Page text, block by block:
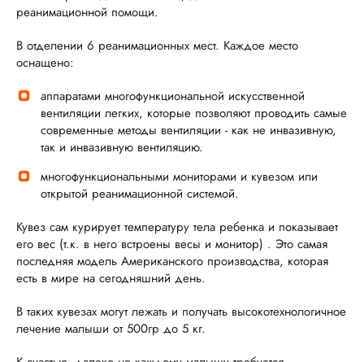
реанимационной помощи.
В отделении 6 реанимационных мест. Каждое место
оснащено:
аппаратами многофункциональной искусственной
вентиляции легких, которые позволяют проводить самые
современные методы вентиляции - как не инвазивную,
так и инвазивную вентиляцию.
многофункциональными мониторами и кувезом или
открытой реанимационной системой.
Кувез сам курирует температуру тела ребенка и показывает
его вес (т.к. в него встроены весы и монитор) . Это самая
последняя модель Американского производства, которая
есть в мире на сегодняшний день.
В таких кувезах могут лежать и получать высокотехнологичное
лечение малыши от 500гр до 5 кг.